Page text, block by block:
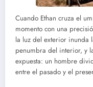
Cuando Ethan cruza el
momento con una
la luz del exterior inunda
penumbra del interior, y
expuesta: un hombre
entre el pasado y el